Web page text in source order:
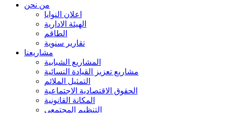
من نحن
اعلان النوايا
الهيئة الادارية
الطاقم
تقارير سنوية
مشاريعنا
المشاريع الشبابية
مشاريع تعزيز القيادة النسائية
التمثيل الملائم
الحقوق الاقتصادية الاجتماعية
المكانة القانونية
التنظيم المجتمعي